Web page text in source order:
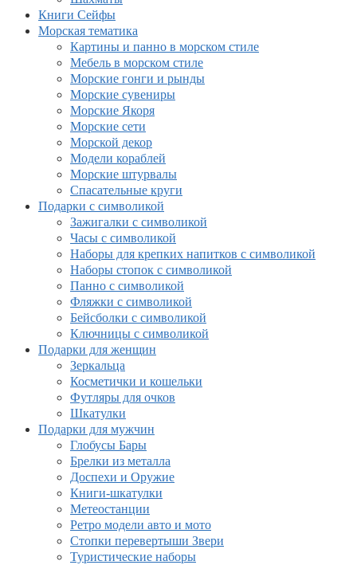
Книги Сейфы
Морская тематика
Картины и панно в морском стиле
Мебель в морском стиле
Морские гонги и рынды
Морские сувениры
Морские Якоря
Морские сети
Морской декор
Модели кораблей
Морские штурвалы
Спасательные круги
Подарки с символикой
Зажигалки с символикой
Часы с символикой
Наборы для крепких напитков с символикой
Наборы стопок с символикой
Панно с символикой
Фляжки с символикой
Бейсболки с символикой
Ключницы с символикой
Подарки для женщин
Зеркальца
Косметички и кошельки
Футляры для очков
Шкатулки
Подарки для мужчин
Глобусы Бары
Брелки из металла
Доспехи и Оружие
Книги-шкатулки
Метеостанции
Ретро модели авто и мото
Стопки перевертыши Звери
Туристические наборы